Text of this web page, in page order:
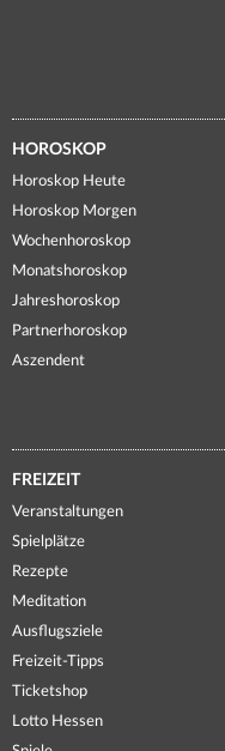
HOROSKOP
Horoskop Heute
Horoskop Morgen
Wochenhoroskop
Monatshoroskop
Jahreshoroskop
Partnerhoroskop
Aszendent
FREIZEIT
Veranstaltungen
Spielplätze
Rezepte
Meditation
Ausflugsziele
Freizeit-Tipps
Ticketshop
Lotto Hessen